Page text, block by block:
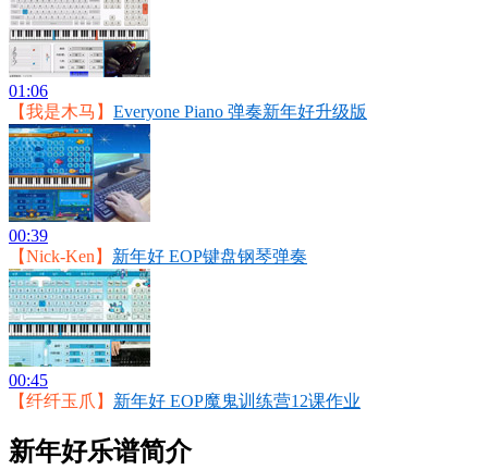
01:06
【我是木马】 Everyone Piano 弹奏新年好升级版
00:39
【Nick-Ken】 新年好 EOP键盘钢琴弹奏
00:45
【纤纤玉爪】 新年好 EOP魔鬼训练营12课作业
新年好乐谱简介